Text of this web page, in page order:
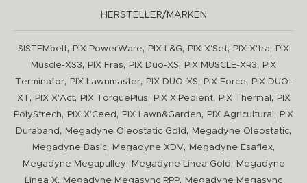
HERSTELLER/MARKEN
SISTEMbelt, PIX PowerWare, PIX L&G, PIX X'Set, PIX X'tra,
PIX
Muscle-XS3, PIX Fras, PIX Duo-XS, PIX MUSCLE-XR3,
PIX
Terminator, PIX Lawnmaster, PIX DUO-XS, PIX Force,
PIX DUO-
XT
, PIX X'Act, PIX TorquePlus, PIX X'Pedient, PIX Thermal ,
PIX
PolyStrech, PIX X'Ceed , PIX Lawn&Garden, PIX Agricultural ,
PIX
Duraband , Megadyne Oleostatic Gold , Megadyne Oleostatic,
Megadyne Basic, Megadyne XDV, Megadyne Esaflex,
Megadyne Megapulley, Megadyne Linea Gold ,
Megadyne
Linea X, Megadyne Megasync RPP, Megadyne Megasync